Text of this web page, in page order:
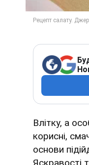
Влітку, а
корисні,
основи